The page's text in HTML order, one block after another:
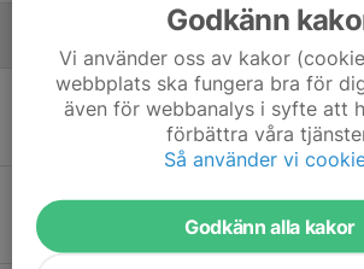
Augusti
Lör 22
10:15
Svensk-Palestinska FF 1 - IFK
Sätra BP 11
16:15
Godkänn
Vi använder oss av kakor
webbplats ska fungera bra för
även för webbanalys i syfte att
förbättra våra
Så använder vi
Godkänn alla kakor